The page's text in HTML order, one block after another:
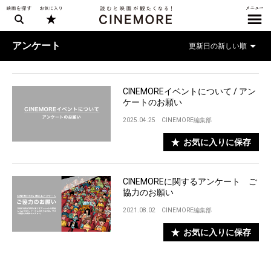
アンケート
CINEMOREイベントについて / アン
ケートのお願い
2025.04.25 CINEMORE編集部
お気に入りに保存
CINEMOREに関するアンケート ご
協力のお願い
2021.08.02 CINEMORE編集部
お気に入りに保存